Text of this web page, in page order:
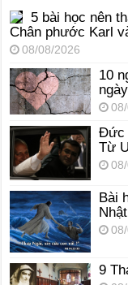
5 bài học nên
Chân phước Karl
08/08/2026
10
Đức
Từ
Bài
9